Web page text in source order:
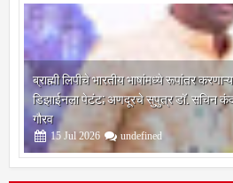
ब्राह्मी लिपीचे भारतीय भाषांमध्ये रूपांतर
डिझाईनला पेटंट; अणदूरचे सुपुत्र डॉ. सचिन कंदले
गौरव
15 Jul 2026 undefined